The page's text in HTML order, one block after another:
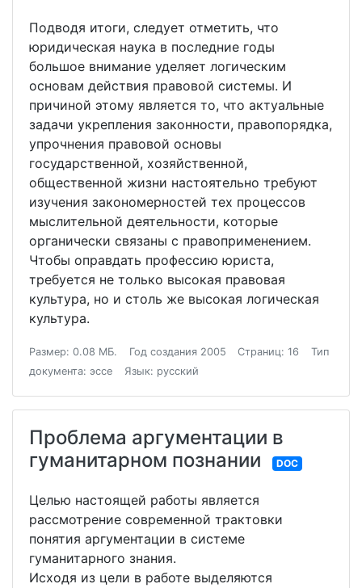
Подводя итоги, следует отметить, что
юридическая наука в последние годы
большое внимание уделяет логическим
основам действия правовой системы. И
причиной этому является то, что актуальные
задачи укрепления законности, правопорядка,
упрочнения правовой основы
государственной, хозяйственной,
общественной жизни настоятельно требуют
изучения закономерностей тех процессов
мыслительной деятельности, которые
органически связаны с правоприменением.
Чтобы оправдать профессию юриста,
требуется не только высокая правовая
культура, но и столь же высокая логическая
культура.
Размер: 0.08 МБ. Год создания 2005 Страниц: 16
Тип
документа: эссе
Язык: русский
Проблема аргументации в
гуманитарном познании
DOC
Целью настоящей работы является
рассмотрение современной трактовки
понятия аргументации в системе
гуманитарного знания.
Исходя из цели в работе выделяются